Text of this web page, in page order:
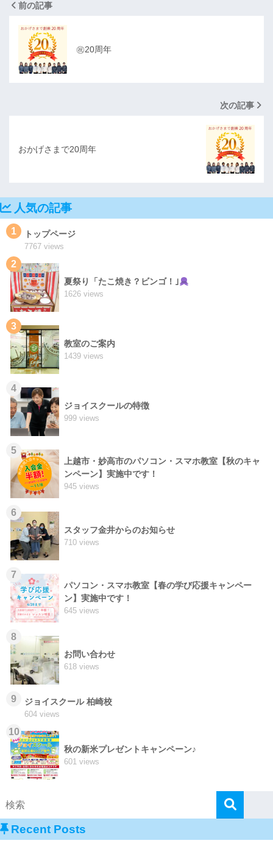
前の記事
㊗20周年
次の記事
おかげさまで20周年
人気の記事
1 トップページ
7767 views
2
夏祭り「たこ焼き？ビンゴ！｣
1626 views
3
教室のご案内
1439 views
4
ジョイスクールの特徴
999 views
5
上越市・妙高市のパソコン・スマホ教室【秋のキャ
ンペーン】実施中です！
945 views
6
スタッフ金井からのお知らせ
710 views
7
パソコン・スマホ教室【春の学び応援キャンペー
ン】実施中です！
645 views
8
お問い合わせ
618 views
9 ジョイスクール 柏崎校
604 views
10
秋の新米プレゼントキャンペーン♪
601 views
Recent Posts